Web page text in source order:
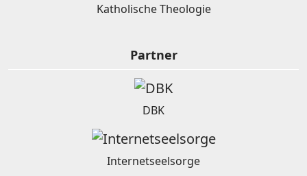
Katholische Theologie
Partner
DBK
Internetseelsorge